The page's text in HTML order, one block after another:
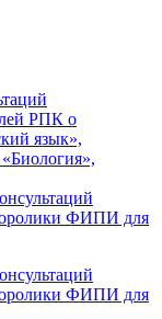
РПК о
язык»,
ФИПИ для
ФИПИ для